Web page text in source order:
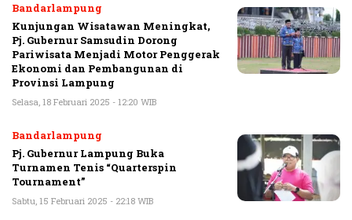
Bandarlampung
Kunjungan Wisatawan Meningkat,
Pj. Gubernur Samsudin Dorong
Pariwisata Menjadi Motor Penggerak
Ekonomi dan Pembangunan di
Provinsi Lampung
Selasa, 18 Februari 2025 - 12:20 WIB
Bandarlampung
Pj. Gubernur Lampung Buka
Turnamen Tenis “Quarterspin
Tournament”
Sabtu, 15 Februari 2025 - 22:18 WIB